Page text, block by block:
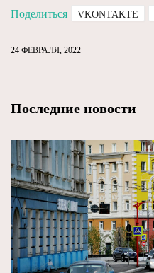
Поделиться VKONTAKTE
24 ФЕВРАЛЯ, 2022
Последние новости